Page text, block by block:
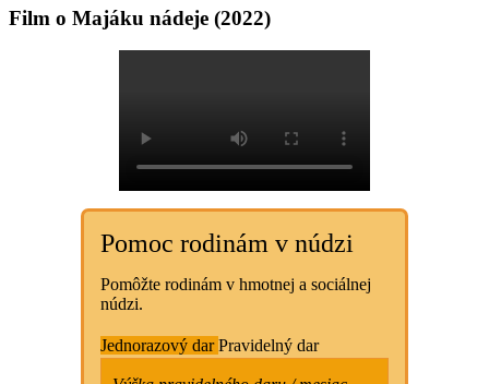
Film o Majáku nádeje (2022)